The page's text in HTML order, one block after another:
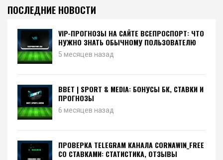
ПОСЛЕДНИЕ НОВОСТИ
VIP-ПРОГНОЗЫ НА САЙТЕ ВСЕПРОСПОРТ: ЧТО
НУЖНО ЗНАТЬ ОБЫЧНОМУ ПОЛЬЗОВАТЕЛЮ
5 месяцев назад
BBET | SPORT & MEDIA: БОНУСЫ БК, СТАВКИ И
ПРОГНОЗЫ
6 месяцев назад
ПРОВЕРКА TELEGRAM КАНАЛА CORNAWIN_FREE
СО СТАВКАМИ: СТАТИСТИКА, ОТЗЫВЫ